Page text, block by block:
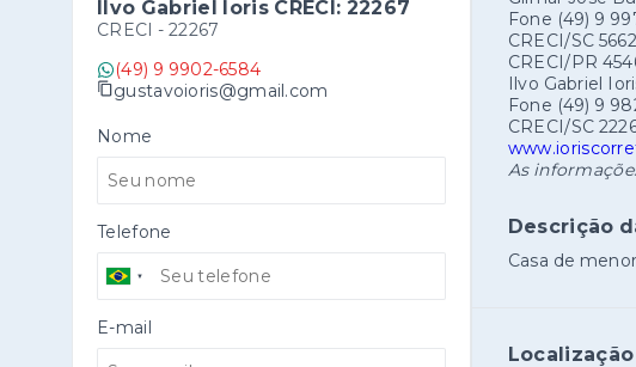
Fone (49) 9
CRECI/SC
CRECI/PR
Ilvo Gabriel
Fone (49) 9
CRECI/SC
As
Descrição
Casa de
Localização
Ilvo Gabriel Ioris CRECI: 22267
CRECI - 22267
(49) 9 9902-6584
gustavoioris@gmail.com
Nome
Telefone
E-mail